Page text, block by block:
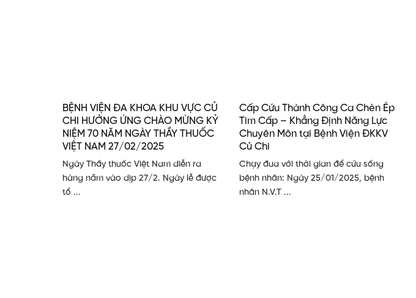
BỆNH VIỆN ĐA KHOA KHU VỰC CỦ
CHI HƯỞNG ỨNG CHÀO MỪNG KỶ
NIỆM 70 NĂM NGÀY THẦY THUỐC
VIỆT NAM 27/02/2025
Ngày Thầy thuốc Việt Nam diễn ra
hàng năm vào dịp 27/2. Ngày lễ được
tổ ...
Cấp Cứu Thành Công Ca Chèn Ép
Tim Cấp – Khẳng Định Năng Lực
Chuyên Môn tại Bệnh Viện ĐKKV
Củ Chi
Chạy đua với thời gian để cứu sống
bệnh nhân: Ngày 25/01/2025, bệnh
nhân N.V.T ...